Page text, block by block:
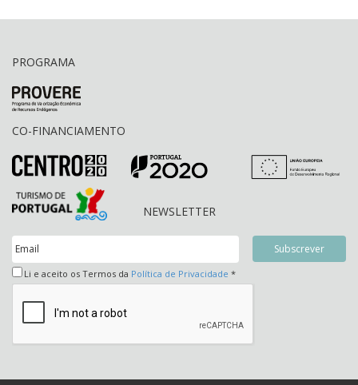
PROGRAMA
CO-FINANCIAMENTO
NEWSLETTER
Li e aceito os Termos da Política de Privacidade *